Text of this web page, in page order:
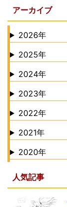
アーカイブ
2026年
2025年
2024年
2023年
2022年
2021年
2020年
人気記事